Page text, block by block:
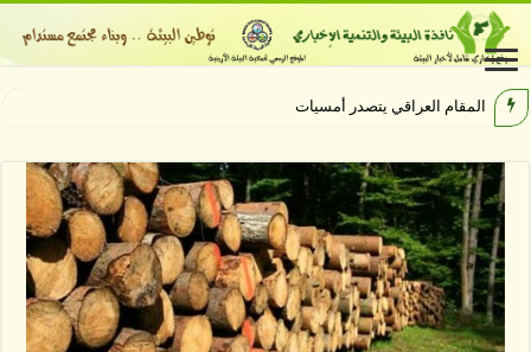
المقام العراقي يتصدر أمسيات الهيبودر